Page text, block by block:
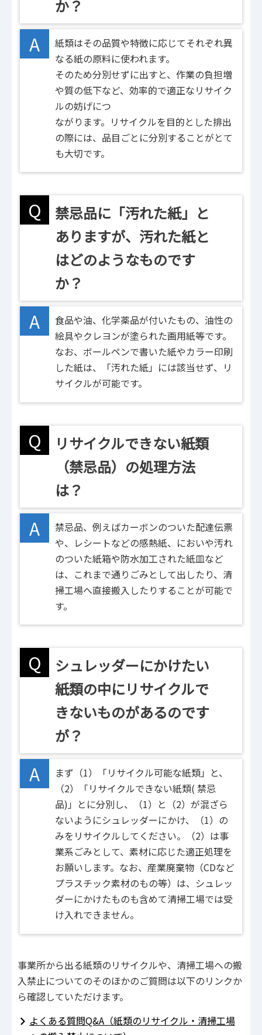
か？
A
紙類はその品質や特徴に応じてそれぞれ異
なる紙の原料に使われます。
そのため分別せずに出すと、作業の負担増
や質の低下など、効率的で適正なリサイク
ルの妨げにつ
ながります。リサイクルを目的とした排出
の際には、品目ごとに分別することがとて
も大切です。
Q
禁忌品に「汚れた紙」と
ありますが、汚れた紙と
はどのようなものです
か？
A
食品や油、化学薬品が付いたもの、油性の
絵具やクレヨンが塗られた画用紙等です。
なお、ボールペンで書いた紙やカラー印刷
した紙は、「汚れた紙」には該当せず、リ
サイクルが可能です。
Q
リサイクルできない紙類
（禁忌品）の処理方法
は？
A
禁忌品、例えばカーボンのついた配達伝票
や、レシートなどの感熱紙、においや汚れ
のついた紙箱や防水加工された紙皿など
は、これまで通りごみとして出したり、清
掃工場へ直接搬入したりすることが可能で
す。
Q
シュレッダーにかけたい
紙類の中にリサイクルで
きないものがあるのです
が？
A
まず（1）「リサイクル可能な紙類」と、
（2）「リサイクルできない紙類( 禁忌
品)」とに分別し、（1）と（2）が混ざら
ないようにシュレッダーにかけ、（1）の
みをリサイクルしてください。（2）は事
業系ごみとして、素材に応じた適正処理を
お願いします。なお、産業廃棄物（CDなど
プラスチック素材のもの等）は、シュレッ
ダーにかけたものも含めて清掃工場では受
け入れできません。
事業所から出る紙類のリサイクルや、清掃工場への搬
入禁止についてのそのほかのご質問は以下のリンクか
ら確認していただけます。
よくある質問Q&A（紙類のリサイクル・清掃工場